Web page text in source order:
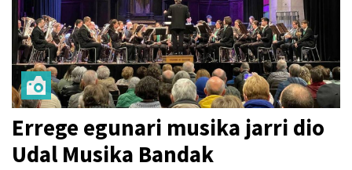
Errege egunari musika jarri dio
Udal Musika Bandak